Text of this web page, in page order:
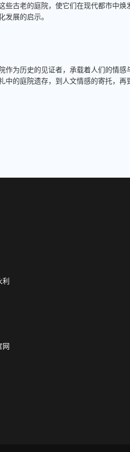
些古老的庭院，使它们在现代都市中焕
展的启示。
作为历史的见证者，承载着人们的情感
中的庭院遗存，到人文情感的寄托，再